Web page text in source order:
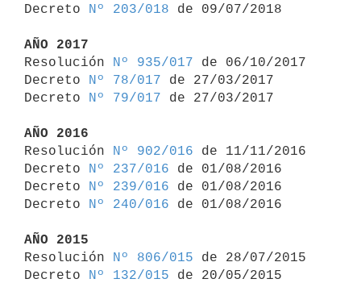
Decreto
Nº 203/018 de 09/07/2018
AÑO 2017
Resolución
Nº 935/017 de 06/10/2017
Decreto
Nº 78/017 de 27/03/2017
Decreto
Nº 79/017 de 27/03/2017
AÑO 2016
Resolución
Nº 902/016 de 11/11/2016
Decreto
Nº 237/016 de 01/08/2016
Decreto
Nº 239/016 de 01/08/2016
Decreto
Nº 240/016 de 01/08/2016
AÑO 2015
Resolución
Nº 806/015 de 28/07/2015
Decreto
Nº 132/015